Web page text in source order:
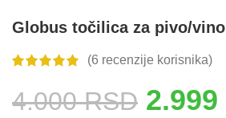
Globus točilica za pivo/vino
(6 recenzije korisnika)
4.000RSD 2.999